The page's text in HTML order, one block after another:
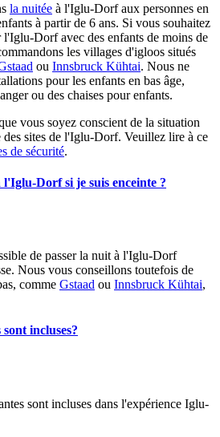
la nuitée à l'Iglu-Dorf aux personnes en
à partir de 6 ans. Si vous souhaitez
l'Iglu-Dorf avec des enfants de moins de
les villages d'igloos situés
ou Innsbruck Kühtai. Nous ne
pour les enfants en bas âge,
ou des chaises pour enfants.
vous soyez conscient de la situation
des sites de l'Iglu-Dorf. Veuillez lire à ce
de sécurité.
Dorf si je suis enceinte ?
de passer la nuit à l'Iglu-Dorf
Nous vous conseillons toutefois de
comme Gstaad ou Innsbruck Kühtai,
incluses?
sont incluses dans l'expérience Iglu-